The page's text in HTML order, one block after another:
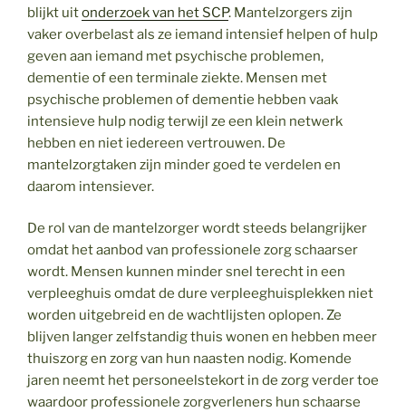
blijkt uitonderzoek van het SCP. Mantelzorgers zijn
vaker overbelast als ze iemand intensief helpen of hulp
geven aan iemand met psychische problemen,
dementie of een terminale ziekte. Mensen met
psychische problemen of dementie hebben vaak
intensieve hulp nodig terwijl ze een klein netwerk
hebben en niet iedereen vertrouwen. De
mantelzorgtaken zijn minder goed te verdelen en
daarom intensiever.
De rol van de mantelzorger wordt steeds belangrijker
omdat het aanbod van professionele zorg schaarser
wordt. Mensen kunnen minder snel terecht in een
verpleeghuis omdat de dure verpleeghuisplekken niet
worden uitgebreid en de wachtlijsten oplopen. Ze
blijven langer zelfstandig thuis wonen en hebben meer
thuiszorg en zorg van hun naasten nodig. Komende
jaren neemt het personeelstekort in de zorg verder toe
waardoor professionele zorgverleners hun schaarse